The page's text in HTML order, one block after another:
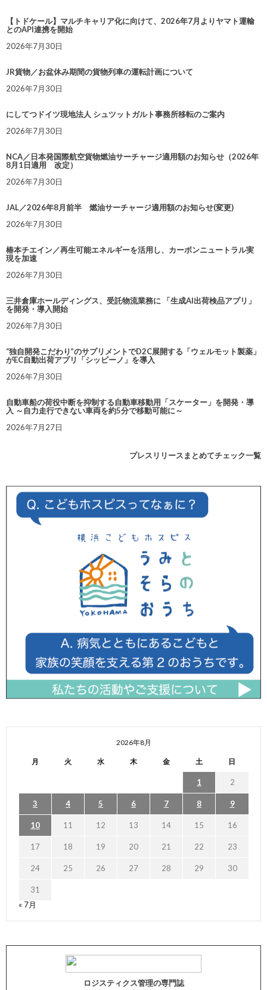
【トドケール】マルチキャリア化に向けて、2026年7月よりヤマト運輸
とのAPI連携を開始
2026年7月30日
JR貨物／お盆休み期間の貨物列車の運転計画について
2026年7月30日
にしてつドイツ現地法人 シュツットガルト事務所移転のご案内
2026年7月30日
NCA／日本発国際航空貨物燃油サーチャージ適用額のお知らせ（2026年
8月1日適用 改定）
2026年7月30日
JAL／2026年8月前半 燃油サーチャージ適用額のお知らせ(変更)
2026年7月30日
椿本チエイン／再生可能エネルギーを活用し、カーボンニュートラル実
現を加速
2026年7月30日
三井倉庫ホールディングス、受託物流業務に 「生成AI出荷検品アプリ」
を開発・導入開始
2026年7月30日
“独自開発こだわり”のサプリメントでD2C展開する「ウェルモット製薬」
がEC自動出荷アプリ「シッピーノ」を導入
2026年7月30日
自動車船の荷役中断を抑制する自動車移動用「スケーター」を開発・導
入 ～自力走行できない車両を約5分で移動可能に～
2026年7月27日
プレスリリースまとめてチェック一覧
2026年8月
月 火 水 木 金 土 日
1 2
3 4 5 6 7 8 9
10 11 12 13 14 15 16
17 18 19 20 21 22 23
24 25 26 27 28 29 30
31
« 7月
ロジスティクス管理の専門誌